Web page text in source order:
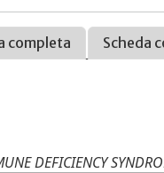
completa Scheda
DEFICIENCY